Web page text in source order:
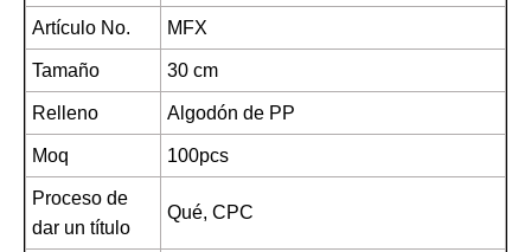
Artículo No. MFX
Tamaño 30 cm
Relleno Algodón de PP
Moq 100pcs
Proceso de
dar un título
Qué, CPC